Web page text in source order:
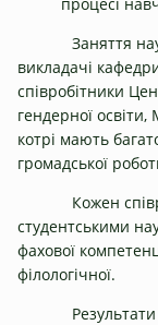
Заняття
викладачі
співробітники
гендерної освіти,
котрі мають
громадської
Кожен
студентськими
фахової
філологічної.